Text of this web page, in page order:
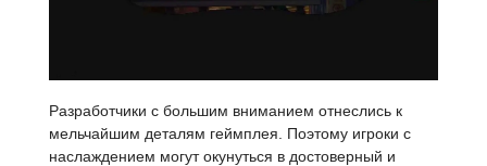
Разработчики с большим вниманием отнеслись к
мельчайшим деталям геймплея. Поэтому игроки с
наслаждением могут окунуться в достоверный и